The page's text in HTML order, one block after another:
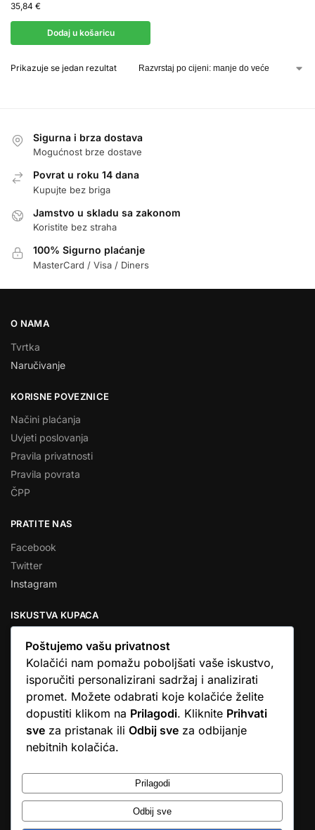
35,84 €
Dodaj u košaricu
Prikazuje se jedan rezultat
Sigurna i brza dostava
Mogućnost brze dostave
Povrat u roku 14 dana
Kupujte bez briga
Jamstvo u skladu sa zakonom
Koristite bez straha
100% Sigurno plaćanje
MasterCard / Visa / Diners
O NAMA
Tvrtka
Naručivanje
KORISNE POVEZNICE
Načini plaćanja
Uvjeti poslovanja
Pravila privatnosti
Pravila povrata
ČPP
PRATITE NAS
Facebook
Twitter
Instagram
ISKUSTVA KUPACA
★★★★★
… Ono što me se dojmilo je ljudski pristup i njihova briga da
dobijem što sam naručio. U većini web shopova nitko vas ne
zove, samo otkažu narudžbu. …
Stjepan D.M.
© Argus elektronika d.o.o.
Poštujemo vašu privatnost
Kolačići nam pomažu poboljšati vaše iskustvo,
isporučiti personalizirani sadržaj i analizirati
promet. Možete odabrati koje kolačiće želite
dopustiti klikom na Prilagodi. Kliknite Prihvati
sve za pristanak ili Odbij sve za odbijanje
nebitnih kolačića.
Prilagodi
Odbij sve